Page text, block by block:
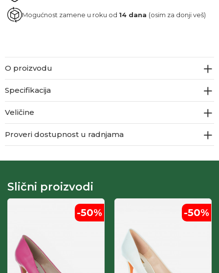
Mogućnost zamene u roku od 14 dana (osim za donji veš)
O proizvodu
Specifikacija
Veličine
Proveri dostupnost u radnjama
Slični proizvodi
-50% -50%